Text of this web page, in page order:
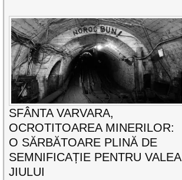
SFÂNTA VARVARA,
OCROTITOAREA MINERILOR:
O SĂRBĂTOARE PLINĂ DE
SEMNIFICAȚIE PENTRU VALEA
JIULUI